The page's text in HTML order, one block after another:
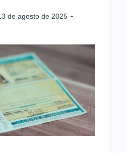
de agosto de 2025